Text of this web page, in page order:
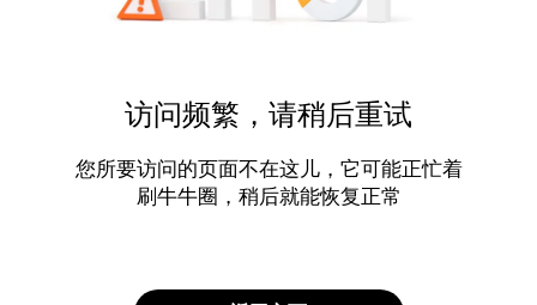
访问频繁，请稍后重试
您所要访问的页面不在这儿，它可能正忙着
刷牛牛圈，稍后就能恢复正常